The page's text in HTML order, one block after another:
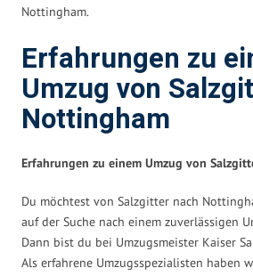
Nottingham.
Erfahrungen zu
Umzug von
Nottingham
Erfahrungen zu einem Umzug von
Du möchtest von Salzgitter nach
auf der Suche nach einem zuverlässigen
Dann bist du bei Umzugsmeister Kaiser
Als erfahrene Umzugsspezialisten haben